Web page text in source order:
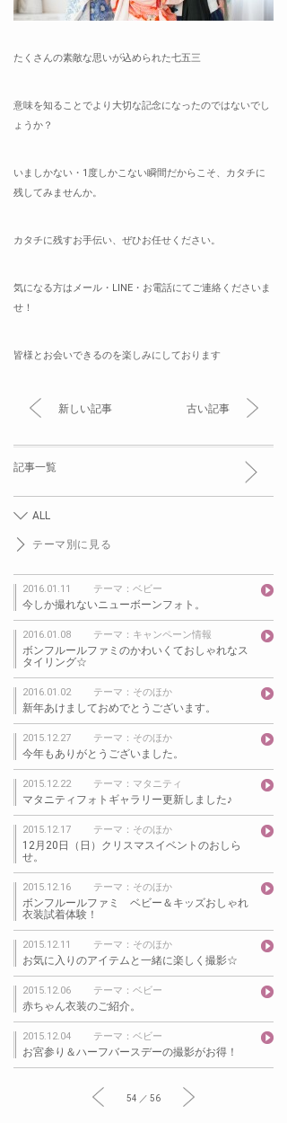
たくさんの素敵な思いが込められた七五三
意味を知ることでより大切な記念になったのではないでし
ょうか？
いましかない・1度しかこない瞬間だからこそ、カタチに
残してみませんか。
カタチに残すお手伝い、ぜひお任せください。
気になる方はメール・LINE・お電話にてご連絡くださいま
せ！
皆様とお会いできるのを楽しみにしております
新しい記事 古い記事
記事一覧
ALL
テーマ別に見る
2016.01.11 テーマ：ベビー
今しか撮れないニューボーンフォト。
2016.01.08 テーマ：キャンペーン情報
ボンフルールファミのかわいくておしゃれなス
タイリング☆
2016.01.02 テーマ：そのほか
新年あけましておめでとうございます。
2015.12.27 テーマ：そのほか
今年もありがとうございました。
2015.12.22 テーマ：マタニティ
マタニティフォトギャラリー更新しました♪
2015.12.17 テーマ：そのほか
12月20日（日）クリスマスイベントのおしら
せ。
2015.12.16 テーマ：そのほか
ボンフルールファミ ベビー＆キッズおしゃれ
衣装試着体験！
2015.12.11 テーマ：そのほか
お気に入りのアイテムと一緒に楽しく撮影☆
2015.12.06 テーマ：ベビー
赤ちゃん衣装のご紹介。
2015.12.04 テーマ：ベビー
お宮参り＆ハーフバースデーの撮影がお得！
54 ／ 56